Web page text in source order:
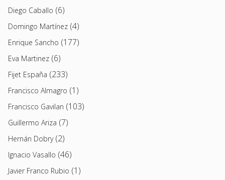
Diego Caballo (6)
Domingo Martínez (4)
Enrique Sancho (177)
Eva Martinez (6)
Fijet España (233)
Francisco Almagro (1)
Francisco Gavilan (103)
Guillermo Ariza (7)
Hernán Dobry(2)
Ignacio Vasallo (46)
Javier Franco Rubio (1)